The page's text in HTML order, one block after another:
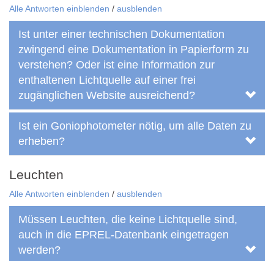
Alle Antworten einblenden / ausblenden
Ist unter einer technischen Dokumentation
zwingend eine Dokumentation in Papierform zu
verstehen? Oder ist eine Information zur
enthaltenen Lichtquelle auf einer frei
zugänglichen Website ausreichend?
Ist ein Goniophotometer nötig, um alle Daten zu
erheben?
Leuchten
Alle Antworten einblenden / ausblenden
Müssen Leuchten, die keine Lichtquelle sind,
auch in die EPREL-Datenbank eingetragen
werden?